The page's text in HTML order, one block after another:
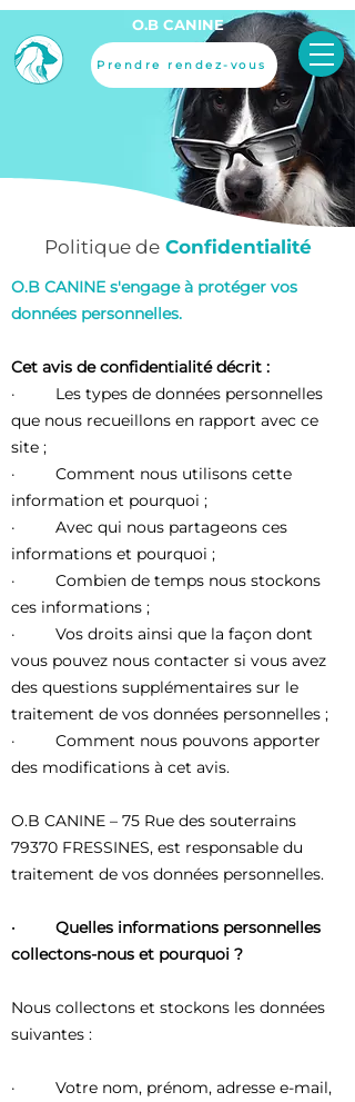
Prendre rendez-vous
O.B CANINE
Politique de Confidentialité
O.B CANINE s'engage à protéger vos
données personnelles.
Cet avis de confidentialité décrit :
· Les types de données personnelles
que nous recueillons en rapport avec ce
site ;
· Comment nous utilisons cette
information et pourquoi ;
· Avec qui nous partageons ces
informations et pourquoi ;
· Combien de temps nous stockons
ces informations ;
· Vos droits ainsi que la façon dont
vous pouvez nous contacter si vous avez
des questions supplémentaires sur le
traitement de vos données personnelles ;
· Comment nous pouvons apporter
des modifications à cet avis.
O.B CANINE – 75 Rue des souterrains
79370 FRESSINES, est responsable du
traitement de vos données personnelles.
· Quelles informations personnelles
collectons-nous et pourquoi ?
Nous collectons et stockons les données
suivantes :
· Votre nom, prénom, adresse e-mail,